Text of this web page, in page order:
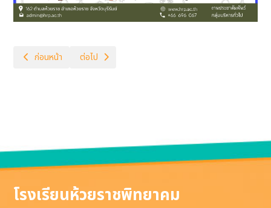
เนื้อหาก่อนหน้า: ฉบับที่ 09-2567
ก่อนหน้า เนื้อหาถัดไป: ฉบับที่ 11-2567
ต่อไป
โรงเรียนห้วยราชพิทยาคม